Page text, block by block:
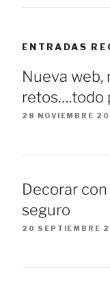
ENTRADAS
Nueva web,
retos….todo
28 NOVIEMBRE
Decorar
seguro
20 SEPTIEMBRE